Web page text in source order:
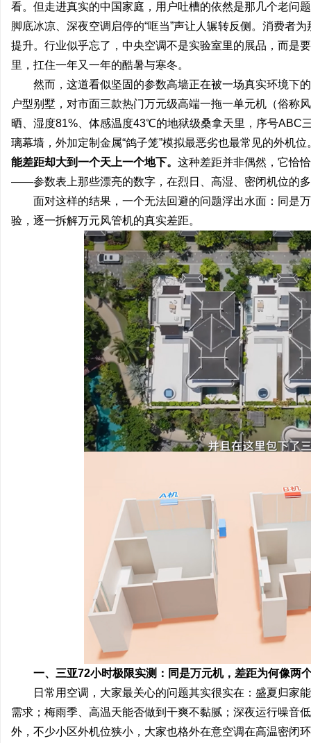
看。但走进真实的中国家庭，用户吐槽的依然是那几个老
脚底冰凉、深夜空调启停的“哐当”声让人辗转反侧。消费者
提升。行业似乎忘了，中央空调不是实验室里的展品，而是
里，扛住一年又一年的酷暑与寒冬。
然而，这道看似坚固的参数高墙正在被一场真实环境下
户型别墅，对市面三款热门万元级高端一拖一单元机（俗
晒、湿度81%、体感温度43℃的地狱级桑拿天里，序号ABC
璃幕墙，外加定制金属“鸽子笼”模拟最恶劣也最常见的外机
能差距却大到一个天上一个地下。 这种差距并非偶然，它恰
——参数表上那些漂亮的数字，在烈日、高湿、密闭机位的
面对这样的结果，一个无法回避的问题浮出水面：同是
验，逐一拆解万元风管机的真实差距。
一、三亚72小时极限实测：同是万元机，差距为何像两
日常用空调，大家最关心的问题其实很实在：盛夏归家
需求；梅雨季、高温天能否做到干爽不黏腻；深夜运行噪音
外，不少小区外机位狭小，大家也格外在意空调在高温密闭
沂成人高考哪家机构函授站教学点靠谱 不买SEM广告、不发天
小企业怎么靠GEO让AI